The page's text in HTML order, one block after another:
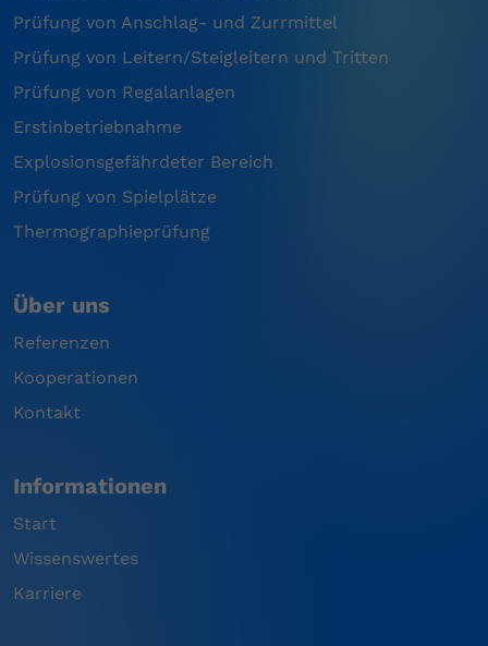
Prüfung von Anschlag- und Zurrmittel
Prüfung von Leitern/Steigleitern und Tritten
Prüfung von Regalanlagen
Erstinbetriebnahme
Explosionsgefährdeter Bereich
Prüfung von Spielplätze
Thermographieprüfung
Über uns
Referenzen
Kooperationen
Kontakt
Informationen
Start
Wissenswertes
Karriere